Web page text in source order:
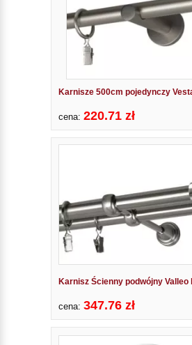
Karnisze 500cm pojedynczy
cena: 220.71 zł
Karnisz Ścienny podwójny Valleo
cena: 347.76 zł